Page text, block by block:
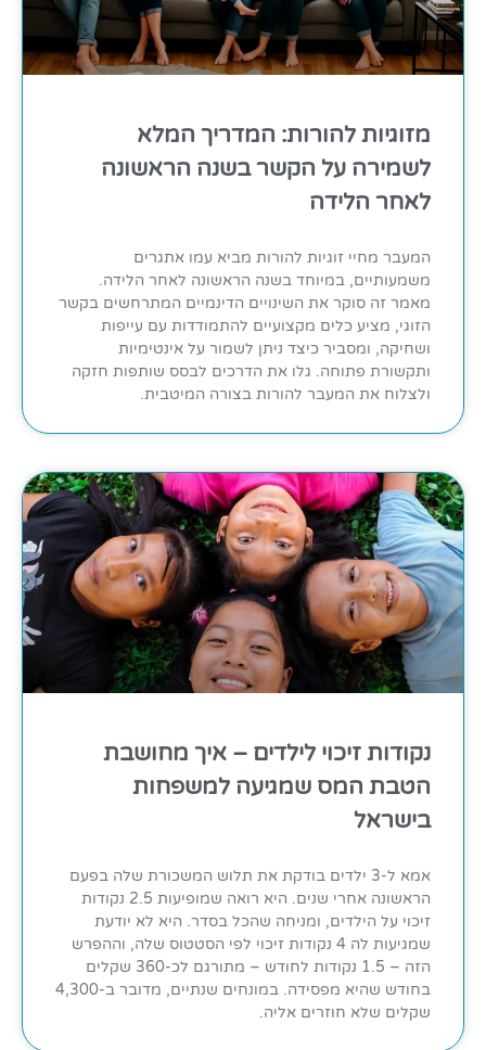
מזוגיות להורות: המדריך המלא
לשמירה על הקשר בשנה הראשונה
לאחר הלידה
המעבר מחיי זוגיות להורות מביא עמו אתגרים
משמעותיים, במיוחד בשנה הראשונה לאחר הלידה.
מאמר זה סוקר את השינויים הדינמיים המתרחשים בקשר
הזוגי, מציע כלים מקצועיים להתמודדות עם עייפות
ושחיקה, ומסביר כיצד ניתן לשמור על אינטימיות
ותקשורת פתוחה. גלו את הדרכים לבסס שותפות חזקה
ולצלוח את המעבר להורות בצורה המיטבית.
נקודות זיכוי לילדים – איך מחושבת
הטבת המס שמגיעה למשפחות
בישראל
אמא ל-3 ילדים בודקת את תלוש המשכורת שלה בפעם
הראשונה אחרי שנים. היא רואה שמופיעות 2.5 נקודות
זיכוי על הילדים, ומניחה שהכל בסדר. היא לא יודעת
שמגיעות לה 4 נקודות זיכוי לפי הסטטוס שלה, וההפרש
הזה – 1.5 נקודות לחודש – מתורגם לכ-360 שקלים
בחודש שהיא מפסידה. במונחים שנתיים, מדובר ב-4,300
שקלים שלא חוזרים אליה.